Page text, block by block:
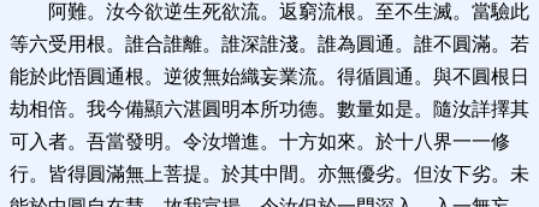
阿難。汝今欲逆生死欲流。返窮流根。至不生滅。當驗此
等六受用根。誰合誰離。誰深誰淺。誰為圓通。誰不圓滿。若
能於此悟圓通根。逆彼無始織妄業流。得循圓通。與不圓根日
劫相倍。我今備顯六湛圓明本所功德。數量如是。隨汝詳擇其
可入者。吾當發明。令汝增進。十方如來。於十八界一一修
行。皆得圓滿無上菩提。於其中間。亦無優劣。但汝下劣。未